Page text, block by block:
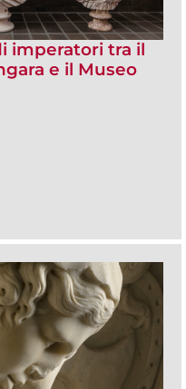
imperatori tra il
e il Museo